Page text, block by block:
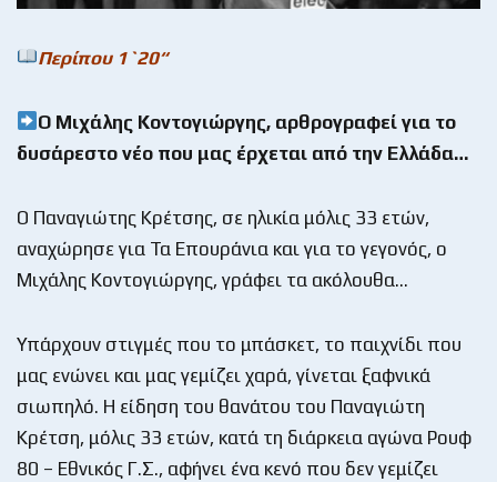
Περίπου 1`20“
Ο Μιχάλης Κοντογιώργης, αρθρογραφεί για το
δυσάρεστο νέο που μας έρχεται από την Ελλάδα…
Ο Παναγιώτης Κρέτσης, σε ηλικία μόλις 33 ετών,
αναχώρησε για Τα Επουράνια και για το γεγονός, ο
Μιχάλης Κοντογιώργης, γράφει τα ακόλουθα…
Υπάρχουν στιγμές που το μπάσκετ, το παιχνίδι που
μας ενώνει και μας γεμίζει χαρά, γίνεται ξαφνικά
σιωπηλό. Η είδηση του θανάτου του Παναγιώτη
Κρέτση, μόλις 33 ετών, κατά τη διάρκεια αγώνα Ρουφ
80 – Εθνικός Γ.Σ., αφήνει ένα κενό που δεν γεμίζει